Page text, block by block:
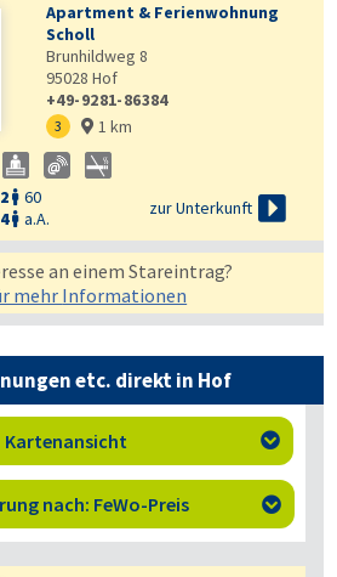
Apartment & Ferienwohnung
Scholl
Brunhildweg 8
95028 Hof
+49-9281-86384
3  1 km
2  60
4 a.A.
zur Unterkunft 
an einem Stareintrag?
mehrInformationen
etc. direkt in Hof
Kartenansicht 
nach: FeWo-Preis 